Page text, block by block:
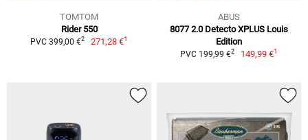
TOMTOM
Rider 550
PVC 399,00 €2 271,28 €1
ABUS
8077 2.0 Detecto XPLUS Louis
Edition
PVC 199,99 €2 149,99 €1